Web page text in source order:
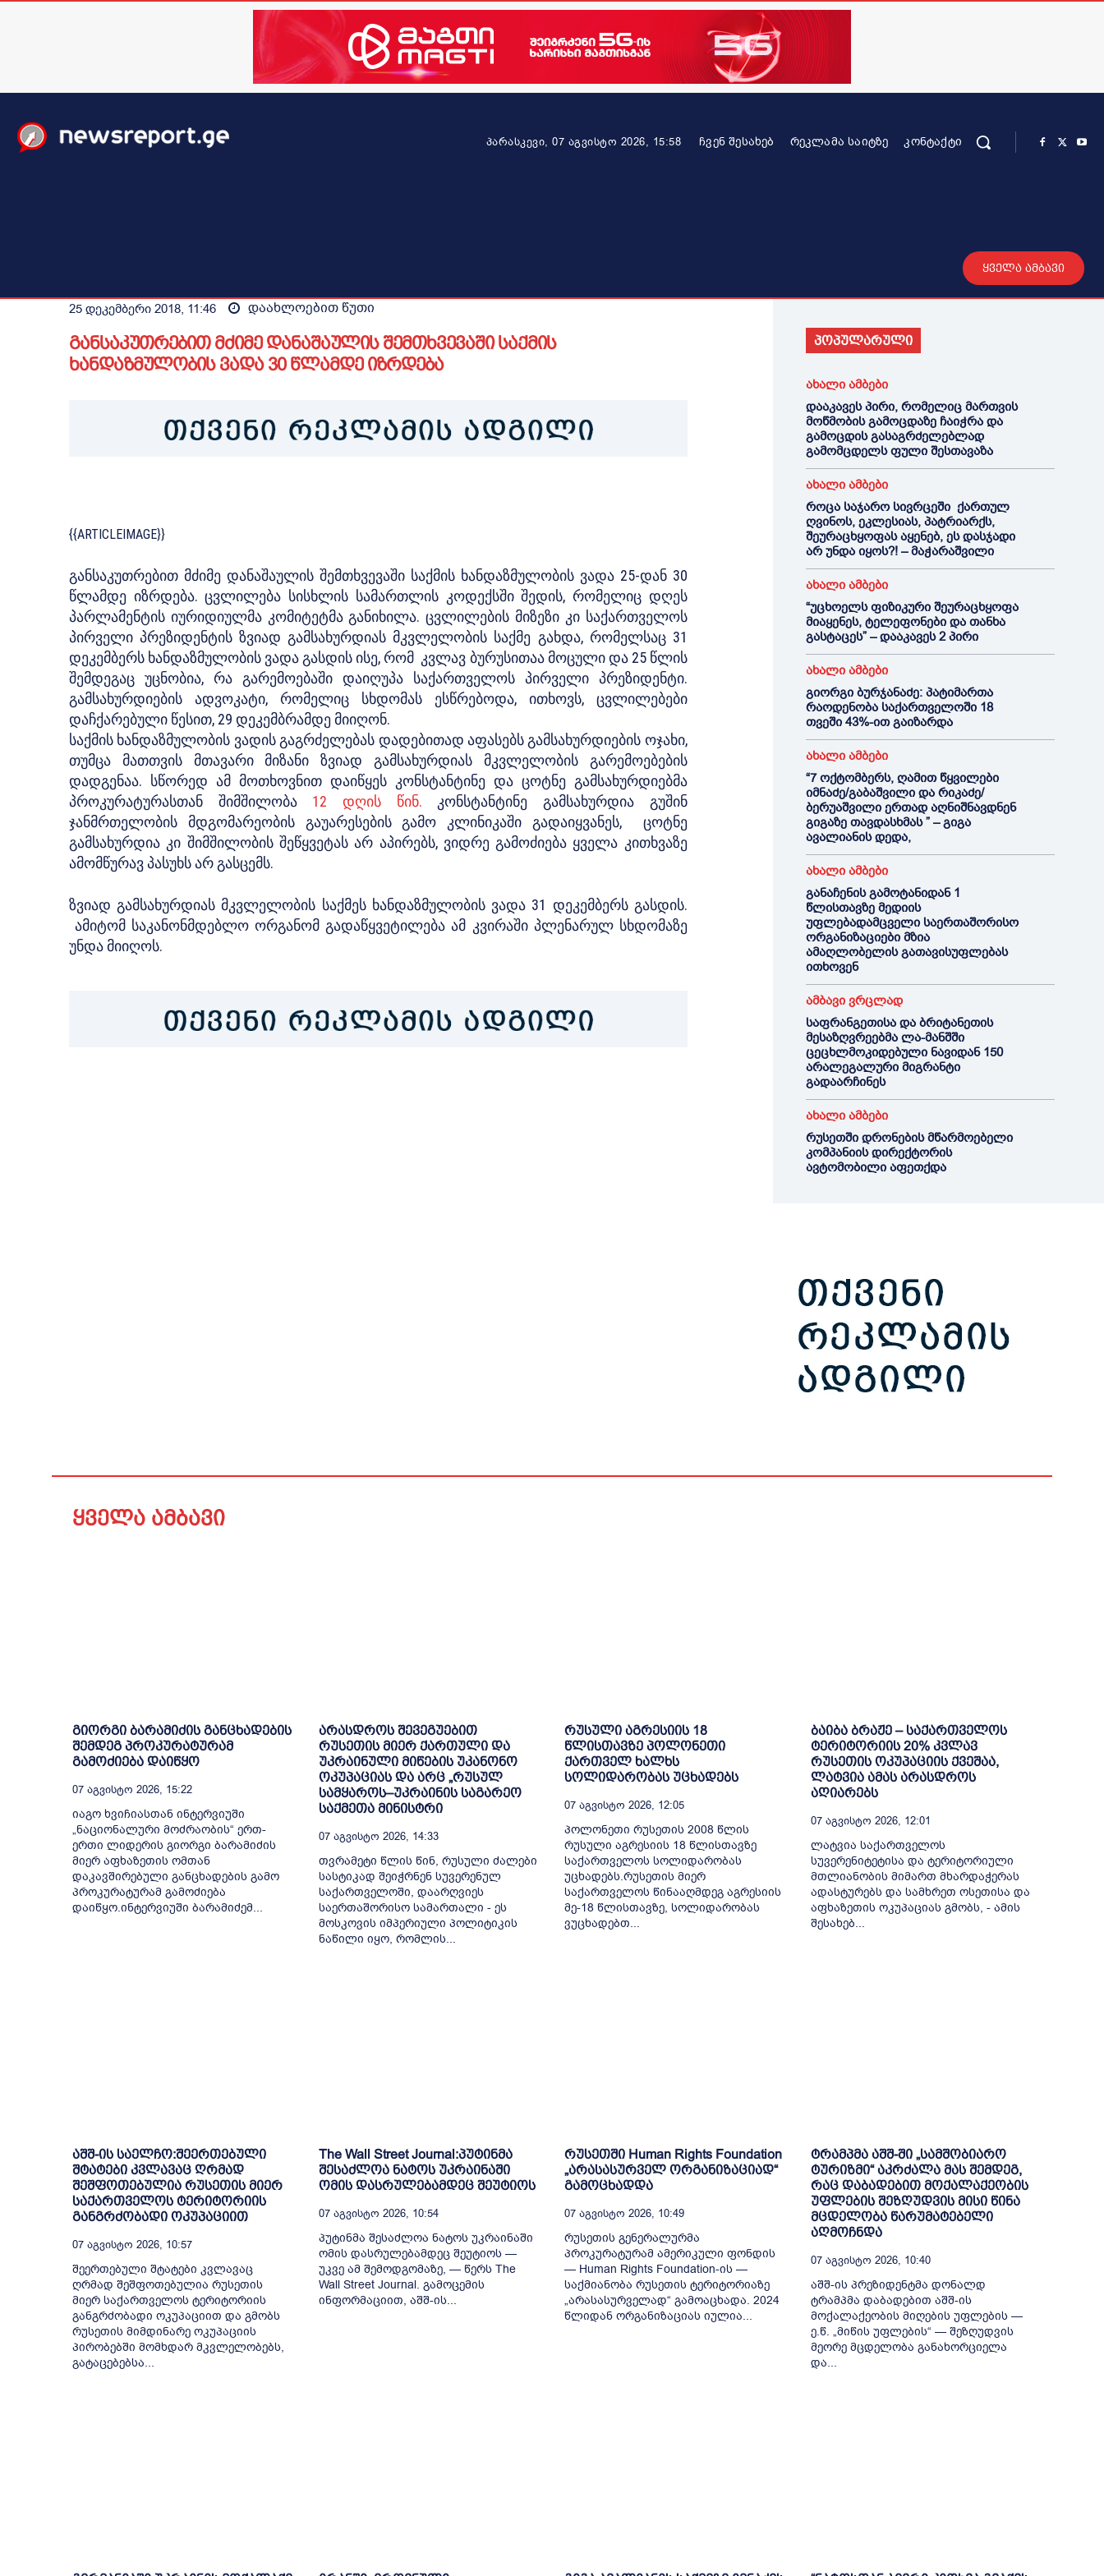
პარასკევი, 07 აგვისტო 2026, 15:58 ᲩᲕᲔᲜ ᲨᲔᲡᲐᲮᲔᲑ ᲠᲔᲙᲚᲐᲛᲐ ᲡᲐᲘᲢᲖᲔ ᲙᲝᲜᲢᲐᲥᲢᲘ
ყველა ამბავი
25 დეკემბერი 2018, 11:46 დაახლოებით წუთი
განსაკუთრებით მძიმე დანაშაულის შემთხვევაში საქმის
ხანდაზმულობის ვადა 30 წლამდე იზრდება
{{ARTICLEIMAGE}}
განსაკუთრებით მძიმე დანაშაულის შემთხვევაში საქმის ხანდაზმულობის ვადა 25-დან 30
წლამდე იზრდება. ცვლილება სისხლის სამართლის კოდექსში შედის, რომელიც დღეს
პარლამენტის იურიდიულმა კომიტეტმა განიხილა. ცვლილების მიზეზი კი საქართველოს
პირველი პრეზიდენტის ზვიად გამსახურდიას მკვლელობის საქმე გახდა, რომელსაც 31
დეკემბერს ხანდაზმულობის ვადა გასდის ისე, რომ კვლავ ბურუსითაა მოცული და 25 წლის
შემდეგაც უცნობია, რა გარემოებაში დაიღუპა საქართველოს პირველი პრეზიდენტი.
გამსახურდიების ადვოკატი, რომელიც სხდომას ესწრებოდა, ითხოვს, ცვლილებები
დაჩქარებული წესით, 29 დეკემბრამდე მიიღონ.
საქმის ხანდაზმულობის ვადის გაგრძელებას დადებითად აფასებს გამსახურდიების ოჯახი,
თუმცა მათთვის მთავარი მიზანი ზვიად გამსახურდიას მკვლელობის გარემოებების
დადგენაა. სწორედ ამ მოთხოვნით დაიწყესკონსტანტინე და ცოტნე გამსახურდიებმა
პროკურატურასთან შიმშილობა 12 დღის წინ. კონსტანტინე გამსახურდია გუშინ
ჯანმრთელობის მდგომარეობის გაუარესების გამო კლინიკაში გადაიყვანეს, ცოტნე
გამსახურდია კი შიმშილობის შეწყვეტას არ აპირებს, ვიდრე გამოძიება ყველა კითხვაზე
ამომწურავ პასუხს არ გასცემს.
ზვიად გამსახურდიას მკვლელობის საქმეს ხანდაზმულობის ვადა 31 დეკემბერს გასდის.
ამიტომ საკანონმდებლო ორგანომ გადაწყვეტილება ამ კვირაში პლენარულ სხდომაზე
უნდა მიიღოს.
პოპულარული
ახალი ამბები
დააკავეს პირი, რომელიც მართვის
მოწმობის გამოცდაზე ჩაიჭრა და
გამოცდის გასაგრძელებლად
გამომცდელს ფული შესთავაზა
ახალი ამბები
როცა საჯარო სივრცეში ქართულ
ღვინოს, ეკლესიას, პატრიარქს,
შეურაცხყოფას აყენებ, ეს დასჯადი
არ უნდა იყოს?! – მაჭარაშვილი
ახალი ამბები
“უცხოელს ფიზიკური შეურაცხყოფა
მიაყენეს, ტელეფონები და თანხა
გასტაცეს” – დააკავეს 2 პირი
ახალი ამბები
გიორგი ბურჯანაძე: პატიმართა
რაოდენობა საქართველოში 18
თვეში 43%-ით გაიზარდა
ახალი ამბები
“7 ოქტომბერს, ღამით წყვილები
იმნაძე/გაბაშვილი და რიკაძე/
ბერუაშვილი ერთად აღნიშნავდნენ
გიგაზე თავდასხმას ” – გიგა
ავალიანის დედა,
ახალი ამბები
განაჩენის გამოტანიდან 1
წლისთავზე მედიის
უფლებადამცველი საერთაშორისო
ორგანიზაციები მზია
ამაღლობელის გათავისუფლებას
ითხოვენ
ამბავი ვრცლად
საფრანგეთისა და ბრიტანეთის
მესაზღვრეებმა ლა-მანშში
ცეცხლმოკიდებული ნავიდან 150
არალეგალური მიგრანტი
გადაარჩინეს
ახალი ამბები
რუსეთში დრონების მწარმოებელი
კომპანიის დირექტორის
ავტომობილი აფეთქდა
ყველა ამბავი
გიორგი ბარამიძის განცხადების
შემდეგ პროკურატურამ
გამოძიება დაიწყო
07 Აგვისტო 2026, 15:22
იაგო ხვიჩიასთან ინტერვიუში
„ნაციონალური მოძრაობის“ ერთ-
ერთი ლიდერის გიორგი ბარამიძის
მიერ აფხაზეთის ომთან
დაკავშირებული განცხადების გამო
პროკურატურამ გამოძიება
დაიწყო.ინტერვიუში ბარამიძემ...
არასდროს შევეგუებით
რუსეთის მიერ ქართული და
უკრაინული მიწების უკანონო
ოკუპაციას და არც „რუსულ
სამყაროს–უკრაინის საგარეო
საქმეთა მინისტრი
07 Აგვისტო 2026, 14:33
თვრამეტი წლის წინ, რუსული ძალები
სასტიკად შეიჭრნენ სუვერენულ
საქართველოში, დაარღვიეს
საერთაშორისო სამართალი - ეს
მოსკოვის იმპერიული პოლიტიკის
ნაწილი იყო, რომლის...
რუსული აგრესიის 18
წლისთავზე პოლონეთი
ქართველ ხალხს
სოლიდარობას უცხადებს
07 Აგვისტო 2026, 12:05
პოლონეთი რუსეთის 2008 წლის
რუსული აგრესიის 18 წლისთავზე
საქართველოს სოლიდარობას
უცხადებს.რუსეთის მიერ
საქართველოს წინააღმდეგ აგრესიის
მე-18 წლისთავზე, სოლიდარობას
ვუცხადებთ...
ბაიბა ბრაჟე – საქართველოს
ტერიტორიის 20% კვლავ
რუსეთის ოკუპაციის ქვეშაა,
ლატვია ამას არასდროს
აღიარებს
07 Აგვისტო 2026, 12:01
ლატვია საქართველოს
სუვერენიტეტისა და ტერიტორიული
მთლიანობის მიმართ მხარდაჭერას
ადასტურებს და სამხრეთ ოსეთისა და
აფხაზეთის ოკუპაციას გმობს, - ამის
შესახებ...
აშშ-ის საელჩო:შეერთებული
შტატები კვლავაც ღრმად
შეშფოთებულია რუსეთის მიერ
საქართველოს ტერიტორიის
განგრძობადი ოკუპაციით
07 Აგვისტო 2026, 10:57
შეერთებული შტატები კვლავაც
ღრმად შეშფოთებულია რუსეთის
მიერ საქართველოს ტერიტორიის
განგრძობადი ოკუპაციით და გმობს
რუსეთის მიმდინარე ოკუპაციის
პირობებში მომხდარ მკვლელობებს,
გატაცებებსა...
The Wall Street Journal:პუტინმა
შესაძლოა ნატოს უკრაინაში
ომის დასრულებამდეც შეუტიოს
07 Აგვისტო 2026, 10:54
პუტინმა შესაძლოა ნატოს უკრაინაში
ომის დასრულებამდეც შეუტიოს —
უკვე ამ შემოდგომაზე, — წერს The
Wall Street Journal. გამოცემის
ინფორმაციით, აშშ-ის...
რუსეთში Human Rights Foundation
„არასასურველ ორგანიზაციად“
გამოცხადდა
07 Აგვისტო 2026, 10:49
რუსეთის გენერალურმა
პროკურატურამ ამერიკული ფონდის
— Human Rights Foundation-ის —
საქმიანობა რუსეთის ტერიტორიაზე
„არასასურველად“ გამოაცხადა. 2024
წლიდან ორგანიზაციას იულია...
ტრამპმა აშშ-ში „სამშობიარო
ტურიზმი“ აკრძალა მას შემდეგ,
რაც დაბადებით მოქალაქეობის
უფლების შეზღუდვის მისი წინა
მცდელობა წარუმატებელი
აღმოჩნდა
07 Აგვისტო 2026, 10:40
აშშ-ის პრეზიდენტმა დონალდ
ტრამპმა დაბადებით აშშ-ის
მოქალაქეობის მიღების უფლების —
ე.წ. „მიწის უფლების“ — შეზღუდვის
მეორე მცდელობა განახორციელა
და...